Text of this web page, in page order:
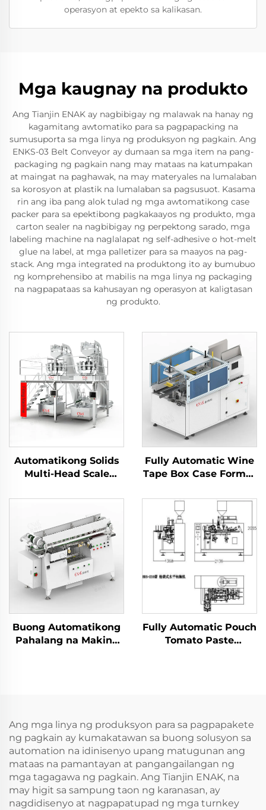
operasyon at epekto sa kalikasan.
Mga kaugnay na produkto
Ang Tianjin ENAK ay nagbibigay ng malawak na hanay ng
kagamitang awtomatiko para sa pagpapacking na
sumusuporta sa mga linya ng produksyon ng pagkain. Ang
ENKS-03 Belt Conveyor ay dumaan sa mga item na pang-
packaging ng pagkain nang may mataas na katumpakan
at maingat na paghawak, na may materyales na lumalaban
sa korosyon at plastik na lumalaban sa pagsusuot. Kasama
rin ang iba pang alok tulad ng mga awtomatikong case
packer para sa epektibong pagkakaayos ng produkto, mga
carton sealer na nagbibigay ng perpektong sarado, mga
labeling machine na naglalapat ng self-adhesive o hot-melt
glue na label, at mga palletizer para sa maayos na pag-
stack. Ang mga integrated na produktong ito ay bumubuo
ng komprehensibo at mabilis na mga linya ng packaging
na nagpapataas sa kahusayan ng operasyon at kaligtasan
ng produkto.
Automatikong Solids
Multi-Head Scale
ENKGZ-02
Fully Automatic Wine
Tape Box Case Former
Machine
Buong Automatikong
Pahalang na Makina
Fully Automatic Pouch
Tomato Paste
Ang mga linya ng produksyon para sa pagpapakete
ng pagkain ay kumakatawan sa buong solusyon sa
automation na idinisenyo upang matugunan ang
mataas na pamantayan at pangangailangan ng
mga tagagawa ng pagkain. Ang Tianjin ENAK, na
may higit sa sampung taon ng karanasan, ay
nagdidisenyo at nagpapatupad ng mga turnkey